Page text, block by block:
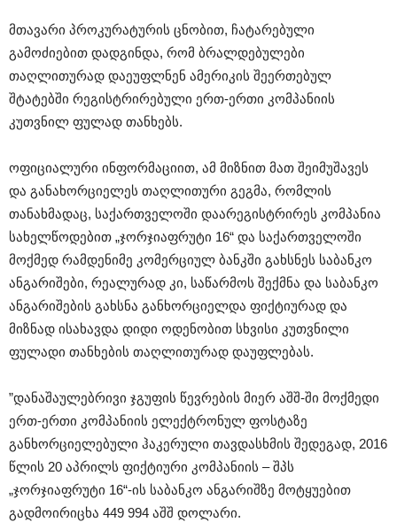
მთავარი პროკურატურის ცნობით, ჩატარებული
გამოძიებით დადგინდა, რომ ბრალდებულები
თაღლითურად დაეუფლნენ ამერიკის შეერთებულ
შტატებში რეგისტრირებული ერთ-ერთი კომპანიის
კუთვნილ ფულად თანხებს.
ოფიციალური ინფორმაციით, ამ მიზნით მათ შეიმუშავეს
და განახორციელეს თაღლითური გეგმა, რომლის
თანახმადაც, საქართველოში დაარეგისტრირეს კომპანია
სახელწოდებით „ჯორჯიაფრუტი 16“ და საქართველოში
მოქმედ რამდენიმე კომერციულ ბანკში გახსნეს საბანკო
ანგარიშები, რეალურად კი, საწარმოს შექმნა და საბანკო
ანგარიშების გახსნა განხორციელდა ფიქტიურად და
მიზნად ისახავდა დიდი ოდენობით სხვისი კუთვნილი
ფულადი თანხების თაღლითურად დაუფლებას.
”დანაშაულებრივი ჯგუფის წევრების მიერ აშშ-ში მოქმედი
ერთ-ერთი კომპანიის ელექტრონულ ფოსტაზე
განხორციელებული ჰაკერული თავდასხმის შედეგად, 2016
წლის 20 აპრილს ფიქტიური კომპანიის – შპს
„ჯორჯიაფრუტი 16“-ის საბანკო ანგარიშზე მოტყუებით
გადმოირიცხა 449 994 აშშ დოლარი.